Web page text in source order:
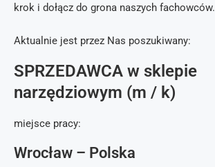
krok i dołącz do grona naszych fachowców.
Aktualnie jest przez Nas poszukiwany:
SPRZEDAWCA w sklepie
narzędziowym (m / k)
miejsce pracy:
Wrocław – Polska